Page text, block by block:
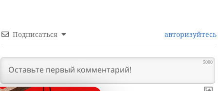
Подписаться авторизуйтесь
5000